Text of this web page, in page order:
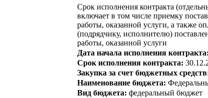
Срок исполнения контракта
включает в том числе приемку
работы, оказанной услуги, а также
(подрядчику, исполнителю)
работы, оказанной услуги
Дата начала исполнения контракта:
Срок исполнения контракта:
Закупка за счет бюджетных
Наименование бюджета:
Вид бюджета: федеральный бюджет